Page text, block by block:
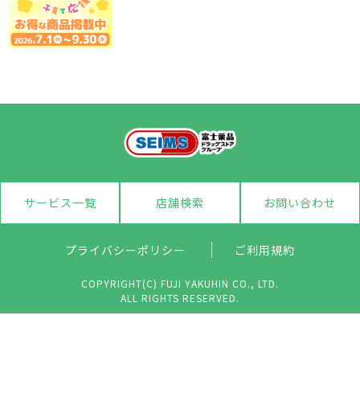
サービス一覧 店舗検索 お問い合わせ
プライバシーポリシー ご利用規約
COPYRIGHT(C) FUJI YAKUHIN CO., LTD.
ALL RIGHTS RESERVED.